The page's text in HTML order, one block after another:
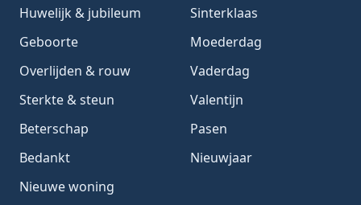
Huwelijk & jubileum
Geboorte
Overlijden & rouw
Sterkte & steun
Beterschap
Bedankt
Nieuwe woning
Sinterklaas
Moederdag
Vaderdag
Valentijn
Pasen
Nieuwjaar